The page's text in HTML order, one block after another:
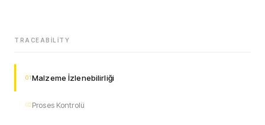
TRACEABILITY
01Malzeme İzlenebilirliği
02Proses Kontrolü